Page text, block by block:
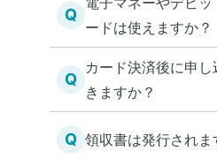
Q
ードは使えますか？
Q
カード決済後に申
きますか？
Q 領収書は発行されま